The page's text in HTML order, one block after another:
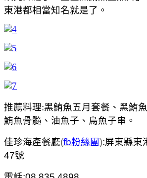
東港都相當知名就是了。
推薦料理:黑鮪魚五月套餐、黑鮪
鮪魚骨髓、油魚子、烏魚子串。
佳珍海產餐廳(fb粉絲團):屏東縣東
47號